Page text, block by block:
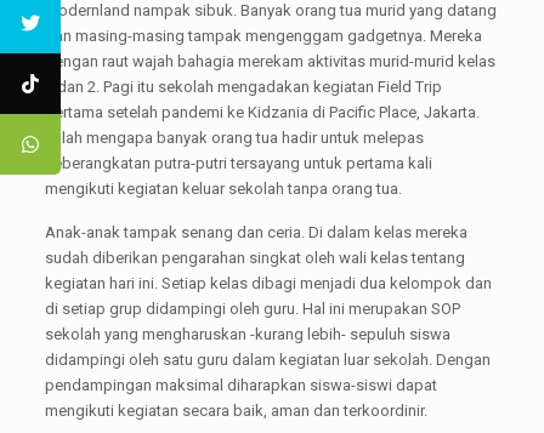
Modernland nampak sibuk. Banyak orang tua murid yang datang
dan masing-masing tampak mengenggam gadgetnya. Mereka
dengan raut wajah bahagia merekam aktivitas murid-murid kelas
1 dan 2. Pagi itu sekolah mengadakan kegiatan Field Trip
pertama setelah pandemi ke Kidzania di Pacific Place, Jakarta.
Itulah mengapa banyak orang tua hadir untuk melepas
keberangkatan putra-putri tersayang untuk pertama kali
mengikuti kegiatan keluar sekolah tanpa orang tua.
Anak-anak tampak senang dan ceria. Di dalam kelas mereka
sudah diberikan pengarahan singkat oleh wali kelas tentang
kegiatan hari ini. Setiap kelas dibagi menjadi dua kelompok dan
di setiap grup didampingi oleh guru. Hal ini merupakan SOP
sekolah yang mengharuskan -kurang lebih- sepuluh siswa
didampingi oleh satu guru dalam kegiatan luar sekolah. Dengan
pendampingan maksimal diharapkan siswa-siswi dapat
mengikuti kegiatan secara baik, aman dan terkoordinir.